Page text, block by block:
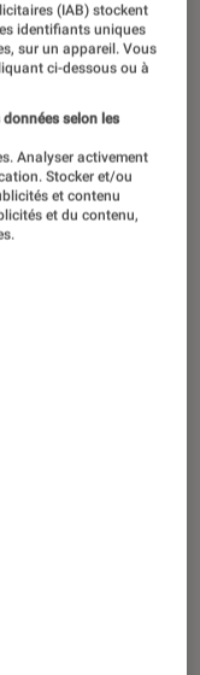
(IAB) stockent
identifiants uniques
sur un appareil. Vous
ci-dessous ou à
selon les
Analyser activement
Stocker et/ou
et contenu
et du contenu,